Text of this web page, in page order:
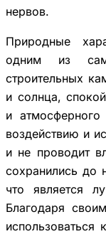
нервов.
Природные
одним из
строительных
и солнца,
и
воздействию и
и не проводит
сохранились до
что является
Благодаря